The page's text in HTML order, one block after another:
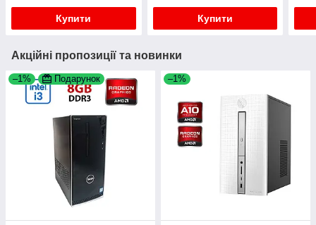
Купити Купити
Акційні пропозиції та новинки
–1% Подарунок –1%